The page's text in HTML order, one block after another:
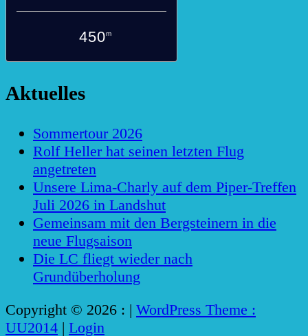
450m
Aktuelles
Sommertour 2026
Rolf Heller hat seinen letzten Flug
angetreten
Unsere Lima-Charly auf dem Piper-Treffen
Juli 2026 in Landshut
Gemeinsam mit den Bergsteinern in die
neue Flugsaison
Die LC fliegt wieder nach
Grundüberholung
Copyright © 2026 : | WordPress Theme :
UU2014 | Login